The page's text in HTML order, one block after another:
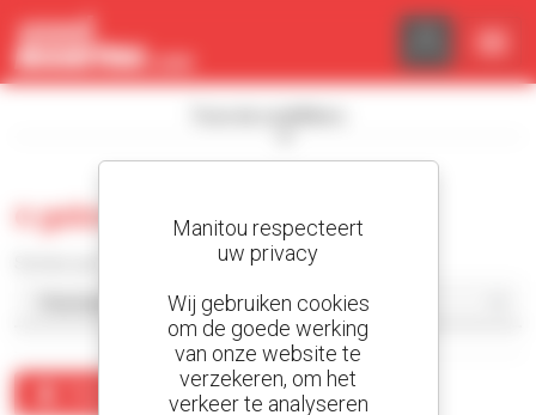
0 gebruikt compactlader
Maak een waarschuwing
Cookies beheer paneel
Manitou respecteert
uw privacy
Wij gebruiken cookies
om de goede werking
van onze website te
verzekeren, om het
verkeer te analyseren